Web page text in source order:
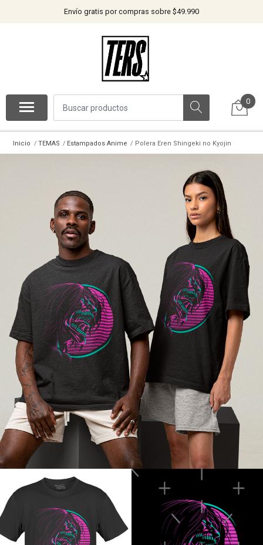
Envío gratis por compras sobre $49.990
0
Inicio TEMAS Estampados Anime Polera Eren Shingeki no Kyojin